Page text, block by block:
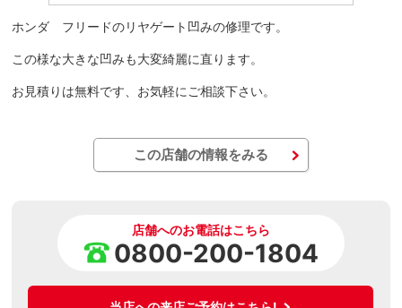
ホンダ フリードのリヤゲート凹みの修理です。
この様な大きな凹みも大変綺麗に直ります。
お見積りは無料です、お気軽にご相談下さい。
この店舗の情報をみる
店舗へのお電話はこちら
0800-200-1804